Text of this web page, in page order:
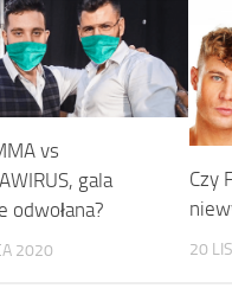
vs
gala
odwołana?
2020
Czy
20